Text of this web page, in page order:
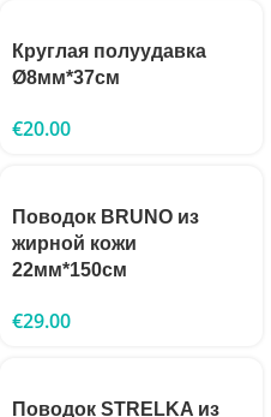
Круглая полуудавка
Ø8мм*37см
€20.00
Поводок BRUNO из
жирной кожи
22мм*150см
€29.00
Поводок STRELKA из